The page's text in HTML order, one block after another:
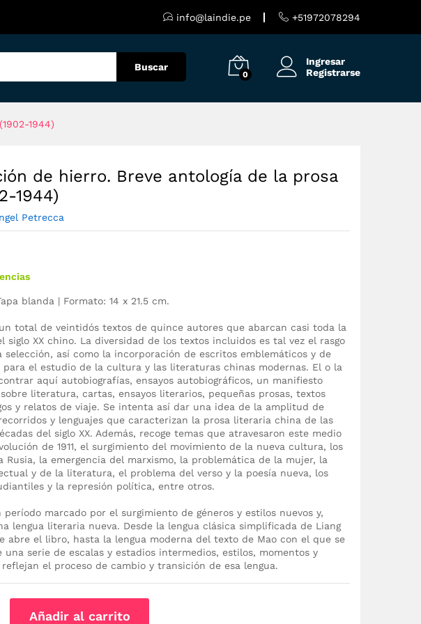
info@laindie.pe +51972078294
Buscar
0
Ingresar
Registrarse
1944)
de hierro. Breve antología de la prosa
1944)
Petrecca
blanda | Formato: 14 x 21.5 cm.
total de veintidós textos de quince autores que abarcan casi toda la
siglo XX chino. La diversidad de los textos incluidos es tal vez el rasgo
selección, así como la incorporación de escritos emblemáticos y de
para el estudio de la cultura y las literaturas chinas modernas. El o la
aquí autobiografías, ensayos autobiográficos, un manifiesto
literatura, cartas, ensayos literarios, pequeñas prosas, textos
y relatos de viaje. Se intenta así dar una idea de la amplitud de
y lenguajes que caracterizan la prosa literaria china de las
del siglo XX. Además, recoge temas que atravesaron este medio
de 1911, el surgimiento del movimiento de la nueva cultura, los
Rusia, la emergencia del marxismo, la problemática de la mujer, la
y de la literatura, el problema del verso y la poesía nueva, los
y la represión política, entre otros.
marcado por el surgimiento de géneros y estilos nuevos y,
lengua literaria nueva. Desde la lengua clásica simplificada de Liang
abre el libro, hasta la lengua moderna del texto de Mao con el que se
una serie de escalas y estadios intermedios, estilos, momentos y
el proceso de cambio y transición de esa lengua.
Añadir al carrito
S/60.00 Añadir al carrito